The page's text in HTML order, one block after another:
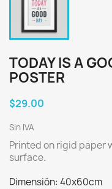
TODAY IS A
POSTER
$29.00
Sin IVA
Printed on rigid paper
surface.
Dimensión: 40x60cm